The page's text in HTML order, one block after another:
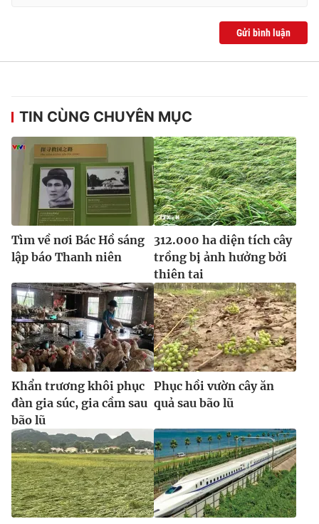
Gửi bình luận
TIN CÙNG CHUYÊN MỤC
Tìm về nơi Bác Hồ sáng
lập báo Thanh niên
312.000 ha diện tích cây
trồng bị ảnh hưởng bởi
thiên tai
Khẩn trương khôi phục
đàn gia súc, gia cầm sau
bão lũ
Phục hồi vườn cây ăn
quả sau bão lũ